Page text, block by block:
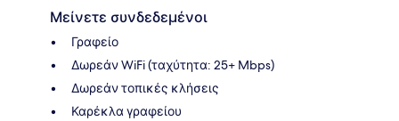
Μείνετε συνδεδεμένοι
Γραφείο
Δωρεάν WiFi (ταχύτητα: 25+ Mbps)
Δωρεάν τοπικές κλήσεις
Καρέκλα γραφείου